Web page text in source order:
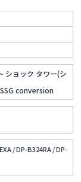
ショック タワー(シ
conversion
/DP-B324RA /DP-